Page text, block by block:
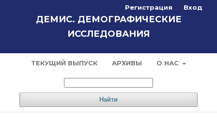
ДЕМИС. ДЕМОГРАФИЧЕСКИЕ
ИССЛЕДОВАНИЯ
ТЕКУЩИЙ ВЫПУСК АРХИВЫ О НАС
Найти
Регистрация Вход